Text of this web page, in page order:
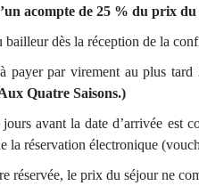
acompte de 25 % du prix
bailleur dès la réception de la
payer par virement au plus
Quatre Saisons.)
avant la date d’arrivée est
la réservation électronique
réservée, le prix du séjour ne